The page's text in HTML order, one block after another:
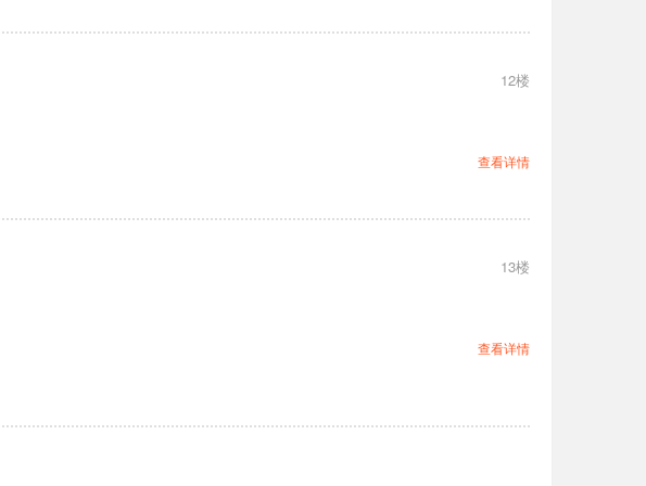
12楼
查看详情
13楼
查看详情